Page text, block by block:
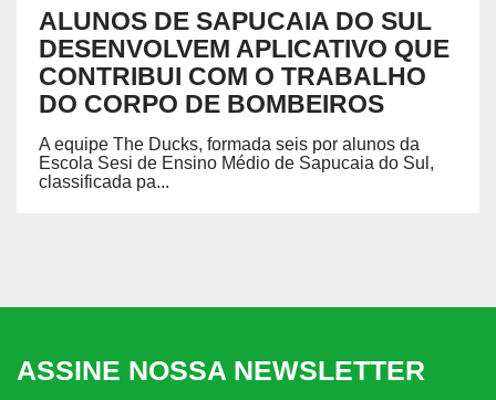
ALUNOS DE SAPUCAIA DO SUL
DESENVOLVEM APLICATIVO QUE
CONTRIBUI COM O TRABALHO
DO CORPO DE BOMBEIROS
A equipe The Ducks, formada seis por alunos da
Escola Sesi de Ensino Médio de Sapucaia do Sul,
classificada pa...
ASSINE NOSSA NEWSLETTER